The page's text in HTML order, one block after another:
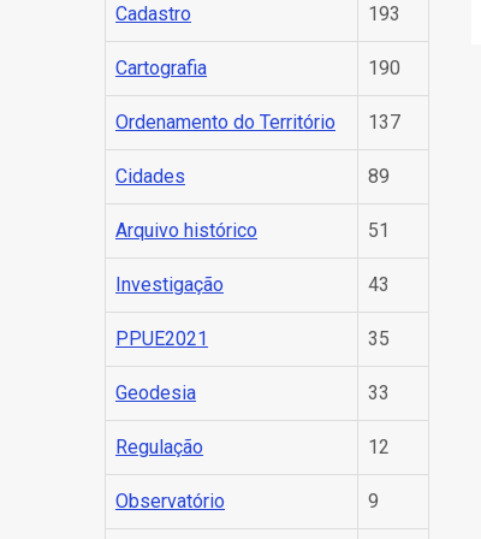
Cadastro 193
Cartografia 190
Ordenamento do Território 137
Cidades 89
Arquivo histórico 51
Investigação 43
PPUE2021 35
Geodesia 33
Regulação 12
Observatório 9